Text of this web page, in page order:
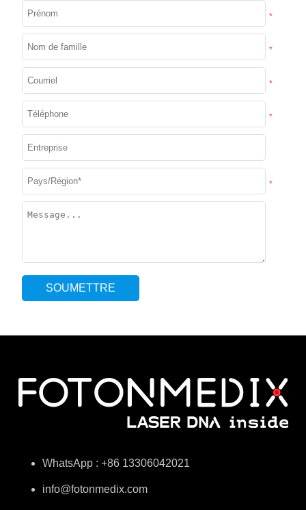
*
*
*
*
*
WhatsApp : +86 13306042021
info@fotonmedix.com